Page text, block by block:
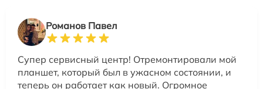
Романов Павел
Супер сервисный центр! Отремонтировали мой
планшет, который был в ужасном состоянии, и
теперь он работает как новый. Огромное